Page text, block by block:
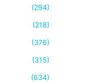
(294)
(218)
(376)
(315)
(634)